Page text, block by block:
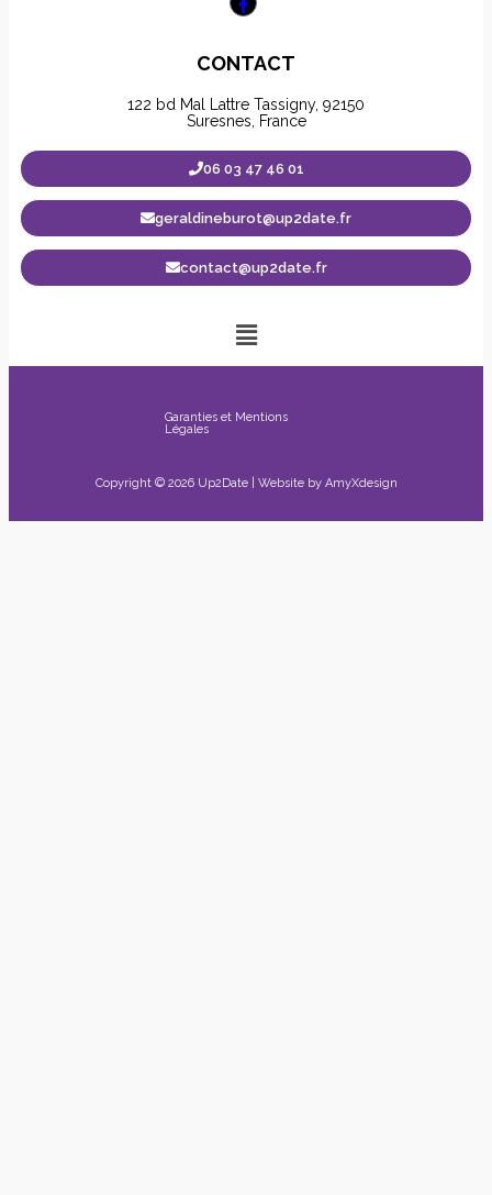
CONTACT
122 bd Mal Lattre Tassigny, 92150
Suresnes, France
06 03 47 46 01
geraldineburot@up2date.fr
contact@up2date.fr
Garanties et Mentions
Légales
Copyright © 2026 Up2Date | Website by AmyXdesign